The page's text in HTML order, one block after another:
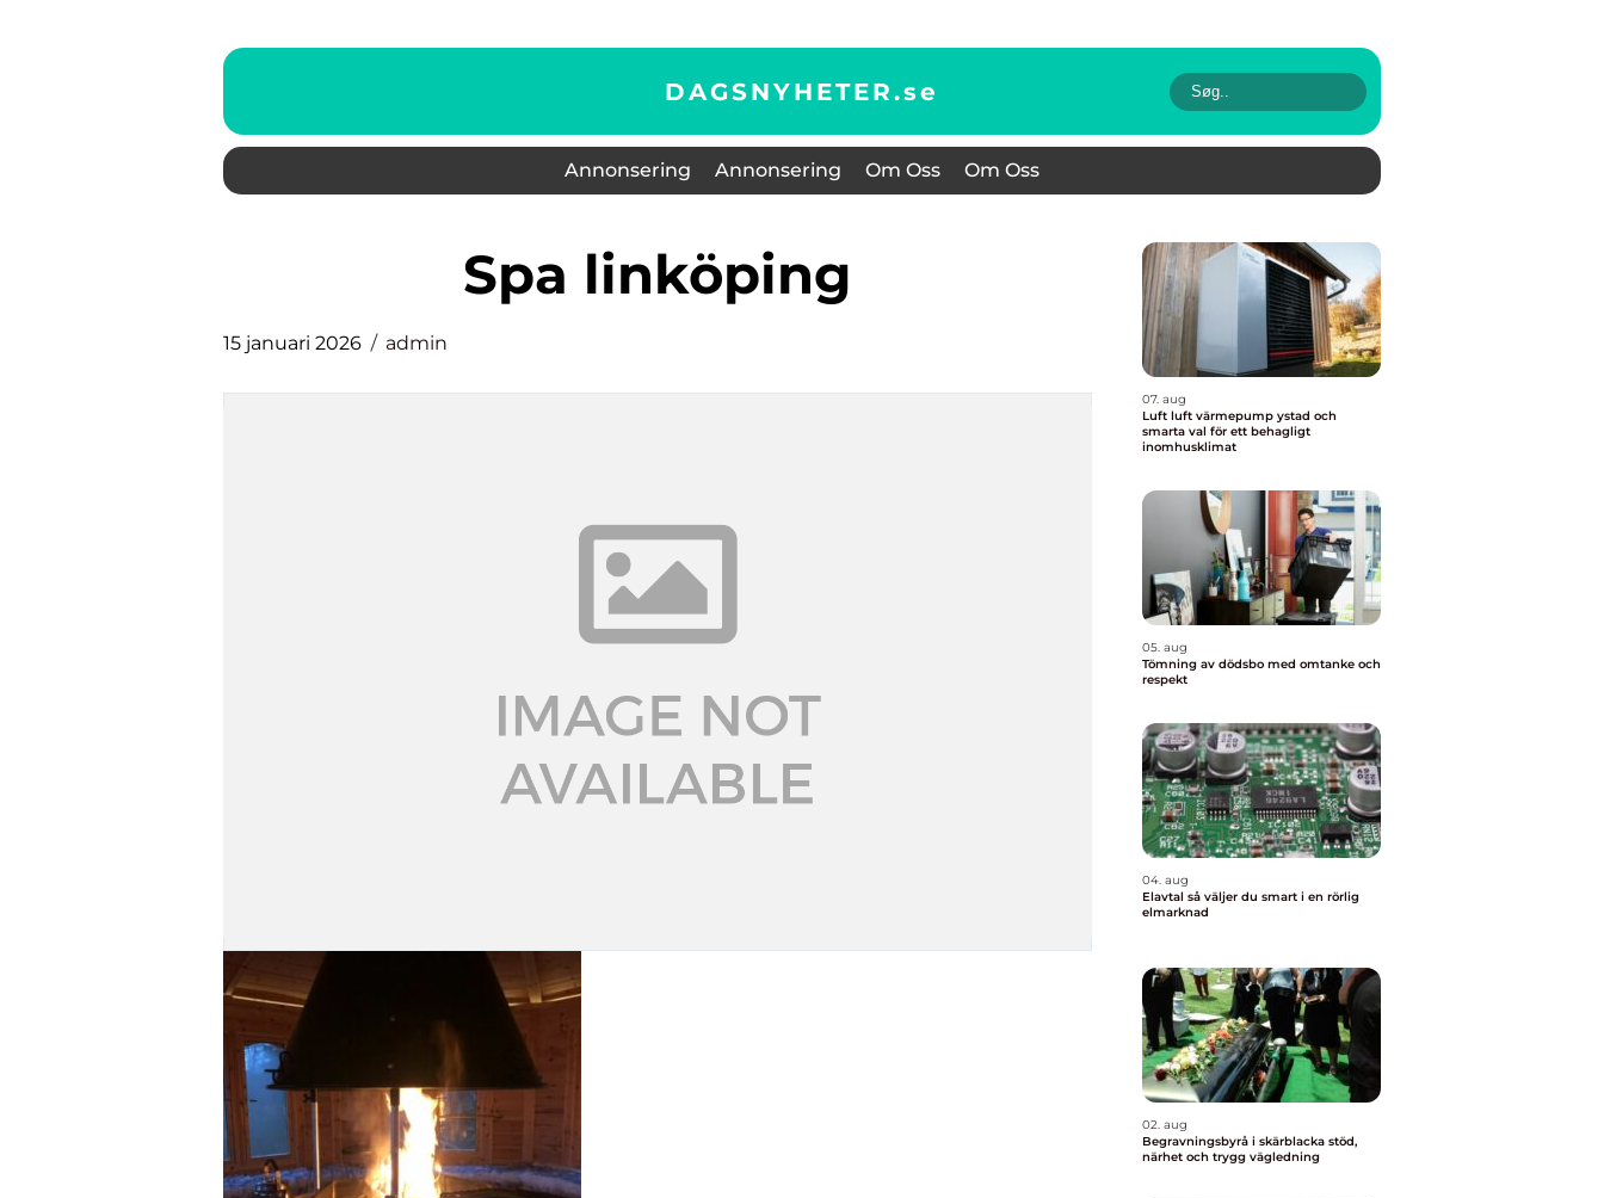
DAGSNYHETER.se
Annonsering Annonsering Om Oss Om Oss
spa linköping
15 januari 2026 admin
07. aug
Luft luft värmepump ystad och
smarta val för ett behagligt
inomhusklimat
05. aug
Tömning av dödsbo med omtanke och
respekt
04. aug
Elavtal så väljer du smart i en rörlig
elmarknad
02. aug
Begravningsbyrå i skärblacka stöd,
närhet och trygg vägledning